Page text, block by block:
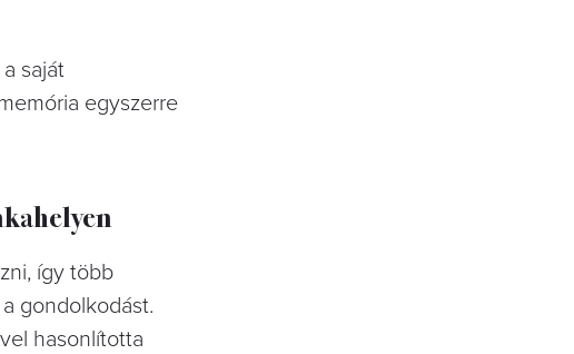
saját
egyszerre
így több
gondolkodást.
hasonlította